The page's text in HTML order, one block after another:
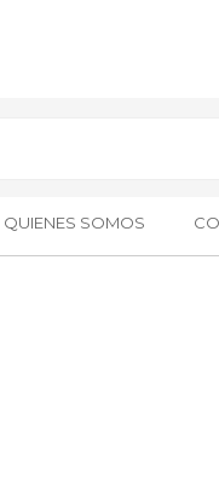
QUIENES SOMOS